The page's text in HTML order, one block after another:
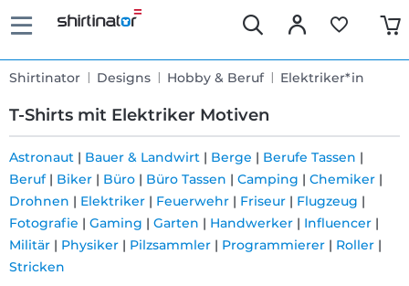
Shirtinator Designs Hobby & Beruf Elektriker*in
T-Shirts mit Elektriker Motiven
Schnelle
Lieferung
30 Tage
Astronaut | Bauer & Landwirt | Berge | Berufe Tassen |
Beruf| Biker | Büro | Büro Tassen | Camping | Chemiker |
Drohnen | Elektriker | Feuerwehr | Friseur | Flugzeug |
Fotografie | Gaming | Garten | Handwerker | Influencer |
Militär | Physiker | Pilzsammler | Programmierer | Roller |
Stricken